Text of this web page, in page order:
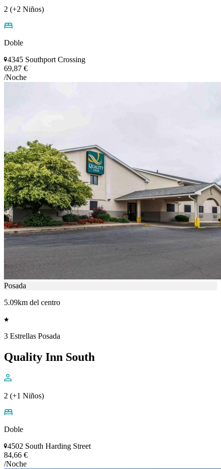
2 (+2 Niños)
Doble
4345 Southport Crossing
69,87 €
/Noche
Posada
5.09km del centro
3 Estrellas Posada
Quality Inn South
2 (+1 Niños)
Doble
4502 South Harding Street
84,66 €
/Noche